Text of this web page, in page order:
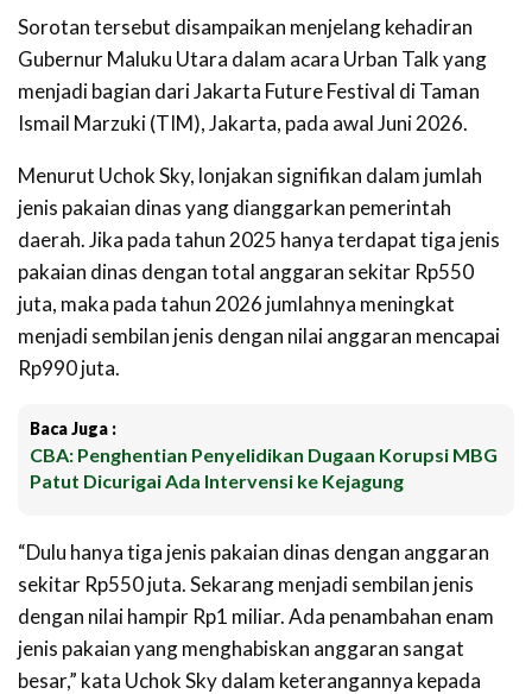
Sorotan tersebut disampaikan menjelang kehadiran
Gubernur Maluku Utara dalam acara Urban Talk yang
menjadi bagian dari Jakarta Future Festival di Taman
Ismail Marzuki (TIM), Jakarta, pada awal Juni 2026.
Menurut Uchok Sky, lonjakan signifikan dalam jumlah
jenis pakaian dinas yang dianggarkan pemerintah
daerah. Jika pada tahun 2025 hanya terdapat tiga jenis
pakaian dinas dengan total anggaran sekitar Rp550
juta, maka pada tahun 2026 jumlahnya meningkat
menjadi sembilan jenis dengan nilai anggaran mencapai
Rp990 juta.
Baca Juga :
CBA: Penghentian Penyelidikan Dugaan Korupsi MBG
Patut Dicurigai Ada Intervensi ke Kejagung
“Dulu hanya tiga jenis pakaian dinas dengan anggaran
sekitar Rp550 juta. Sekarang menjadi sembilan jenis
dengan nilai hampir Rp1 miliar. Ada penambahan enam
jenis pakaian yang menghabiskan anggaran sangat
besar,” kata Uchok Sky dalam keterangannya kepada